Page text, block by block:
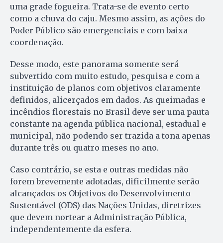
uma grade fogueira. Trata-se de evento certo
como a chuva do caju. Mesmo assim, as ações do
Poder Público são emergenciais e com baixa
coordenação.
Desse modo, este panorama somente será
subvertido com muito estudo, pesquisa e com a
instituição de planos com objetivos claramente
definidos, alicerçados em dados. As queimadas e
incêndios florestais no Brasil deve ser uma pauta
constante na agenda pública nacional, estadual e
municipal, não podendo ser trazida a tona apenas
durante três ou quatro meses no ano.
Caso contrário, se esta e outras medidas não
forem brevemente adotadas, dificilmente serão
alcançados os Objetivos do Desenvolvimento
Sustentável (ODS) das Nações Unidas, diretrizes
que devem nortear a Administração Pública,
independentemente da esfera.